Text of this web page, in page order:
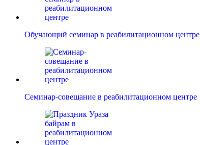
Обучающий семинар в реабилитационном центре
Семинар-совещание в реабилитационном центре